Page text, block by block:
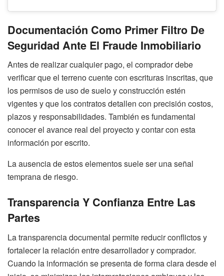
Documentación Como Primer Filtro De
Seguridad Ante El Fraude Inmobiliario
Antes de realizar cualquier pago, el comprador debe
verificar que el terreno cuente con escrituras inscritas, que
los permisos de uso de suelo y construcción estén
vigentes y que los contratos detallen con precisión costos,
plazos y responsabilidades. También es fundamental
conocer el avance real del proyecto y contar con esta
información por escrito.
La ausencia de estos elementos suele ser una señal
temprana de riesgo.
Transparencia Y Confianza Entre Las
Partes
La transparencia documental permite reducir conflictos y
fortalecer la relación entre desarrollador y comprador.
Cuando la información se presenta de forma clara desde el